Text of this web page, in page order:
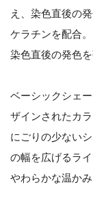
え、染色直後の
ケラチンを配合。
染色直後の発色
ベーシックシェ
ザインされたカラ
にごりの少ない
の幅を広げるライ
やわらかな温か